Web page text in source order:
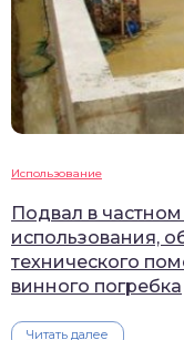
Использование
Подвал в
использования,
технического
винного погребка
Читать далее